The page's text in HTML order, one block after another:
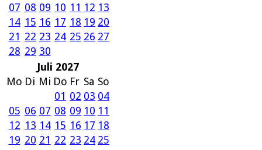
07 08 09 10 11 12 13
14 15 16 17 18 19 20
21 22 23 24 25 26 27
28 29 30
Juli 2027
Mo Di Mi Do Fr Sa So
01 02 03 04
05 06 07 08 09 10 11
12 13 14 15 16 17 18
19 20 21 22 23 24 25